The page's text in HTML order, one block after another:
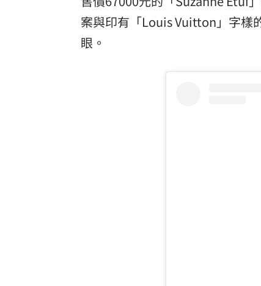
案與印有「Louis Vuitton」字樣
眼。